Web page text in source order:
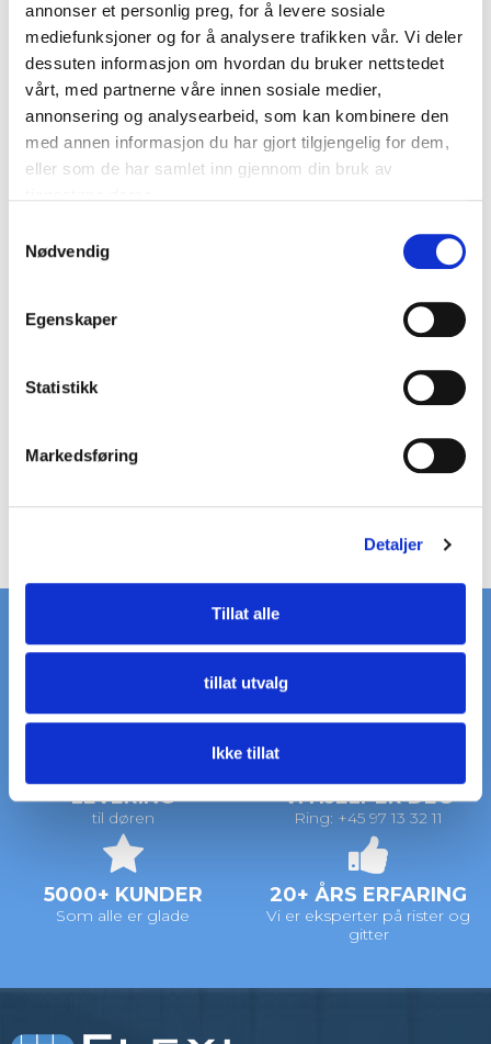
annonser et personlig preg, for å levere sosiale
mediefunksjoner og for å analysere trafikken vår. Vi deler
dessuten informasjon om hvordan du bruker nettstedet
vårt, med partnerne våre innen sosiale medier,
annonsering og analysearbeid, som kan kombinere den
med annen informasjon du har gjort tilgjengelig for dem,
eller som de har samlet inn gjennom din bruk av
Nødvendig
Egenskaper
Statistikk
Markedsføring
Detaljer
Tillat alle
tillat utvalg
Ikke tillat
DOWNLOADCENTER
på standardrister av standardrister
LEVERING
til døren
VI HJELPER DEG
Ring: +45 97 13 32 11
5000+ KUNDER
Som alle er glade
20+ ÅRS ERFARING
Vi er eksperter på rister og
gitter